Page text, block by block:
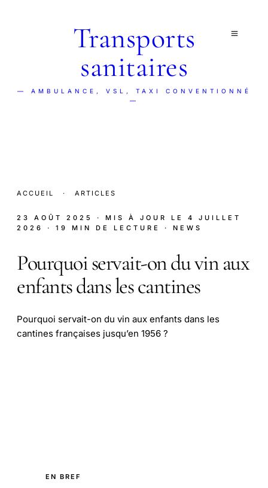
Transports
sanitaires
— AMBULANCE, VSL, TAXI CONVENTIONNÉ
—
ACCUEIL · ARTICLES
23 AOÛT 2025 · MIS À JOUR LE 4 JUILLET
2026
· 19 MIN DE LECTURE · NEWS
Pourquoi servait-on du vin aux
enfants dans les cantines
Pourquoi servait-on du vin aux enfants dans les
cantines françaises jusqu’en 1956 ?
EN BREF